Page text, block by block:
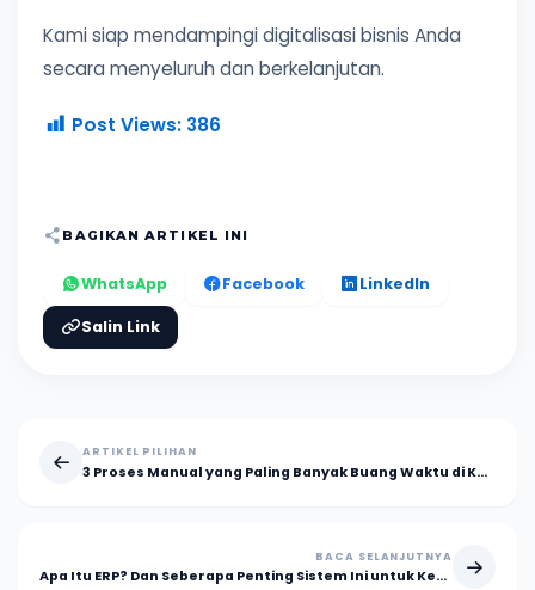
Kami siap mendampingi digitalisasi bisnis Anda
secara menyeluruh dan berkelanjutan.
Post Views: 386
BAGIKAN ARTIKEL INI
WhatsApp Facebook LinkedIn
Salin Link
ARTIKEL PILIHAN
3 Proses Manual yang Paling Banyak Buang Waktu di Kantor
BACA SELANJUTNYA
Apa Itu ERP? Dan Seberapa Penting Sistem Ini untuk Kesuksesan Bisnis Anda?